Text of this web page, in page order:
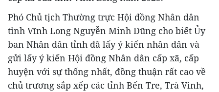
Phó Chủ tịch Thường trực Hội đồng Nhân dân
tỉnh Vĩnh Long Nguyễn Minh Dũng cho biết Ủy
ban Nhân dân tỉnh đã lấy ý kiến nhân dân và
gửi lấy ý kiến Hội đồng Nhân dân cấp xã, cấp
huyện với sự thống nhất, đồng thuận rất cao về
chủ trương sắp xếp các tỉnh Bến Tre, Trà Vinh,